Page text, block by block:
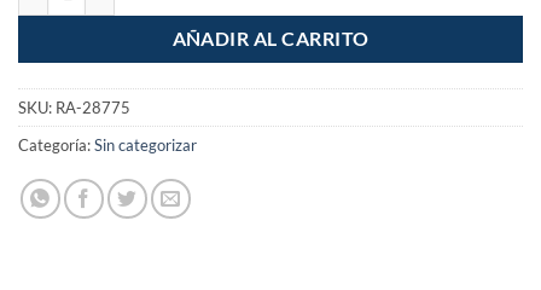
AÑADIR AL CARRITO
SKU: RA-28775
Categoría:Sin categorizar